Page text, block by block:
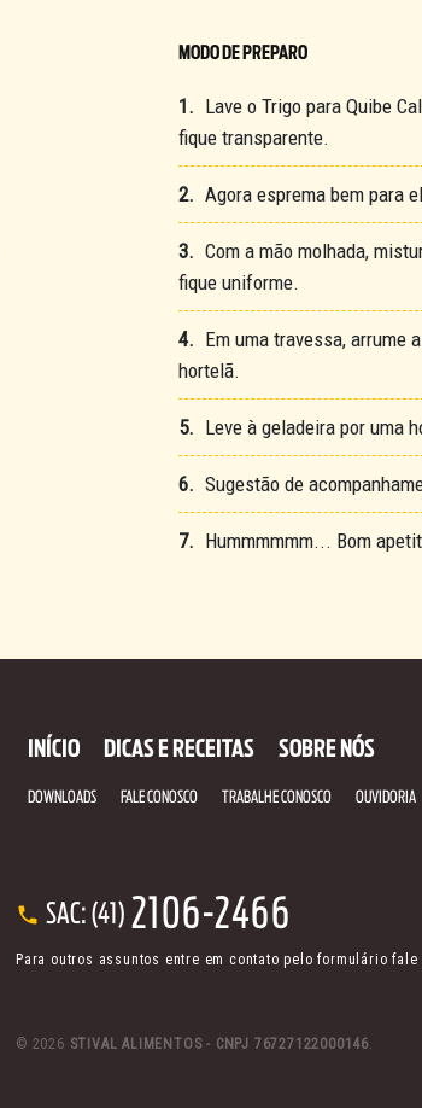
MODO DE PREPARO
1. Lave o Trigo para Quibe
fique transparente.
2. Agora esprema bem para
3. Com a mão molhada,
fique uniforme.
4. Em uma travessa, arrume
hortelã.
5. Leve à geladeira por uma
6. Sugestão de
7. Hummmmmm... Bom
INÍCIO DICAS E RECEITAS SOBRE NÓS
DOWNLOADS FALE CONOSCO TRABALHE CONOSCO OUVIDORIA
SAC: (41) 2106-2466
Para outros assuntos entre em contato pelo formulário fale
© 2026 STIVAL ALIMENTOS - CNPJ 76727122000146.